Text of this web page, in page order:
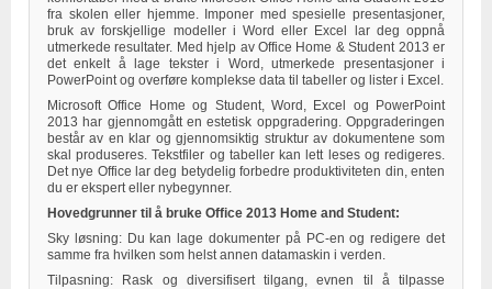
fra skolen eller hjemme. Imponer med spesielle presentasjoner,
bruk av forskjellige modeller i Word eller Excel lar deg oppnå
utmerkede resultater. Med hjelp av Office Home & Student 2013 er
det enkelt å lage tekster i Word, utmerkede presentasjoner i
PowerPoint og overføre komplekse data til tabeller og lister i Excel.
Microsoft Office Home og Student, Word, Excel og PowerPoint
2013 har gjennomgått en estetisk oppgradering. Oppgraderingen
består av en klar og gjennomsiktig struktur av dokumentene som
skal produseres. Tekstfiler og tabeller kan lett leses og redigeres.
Det nye Office lar deg betydelig forbedre produktiviteten din, enten
du er ekspert eller nybegynner.
Hovedgrunner til å bruke Office 2013 Home and Student:
Sky løsning: Du kan lage dokumenter på PC-en og redigere det
samme fra hvilken som helst annen datamaskin i verden.
Tilpasning: Rask og diversifisert tilgang, evnen til å tilpasse